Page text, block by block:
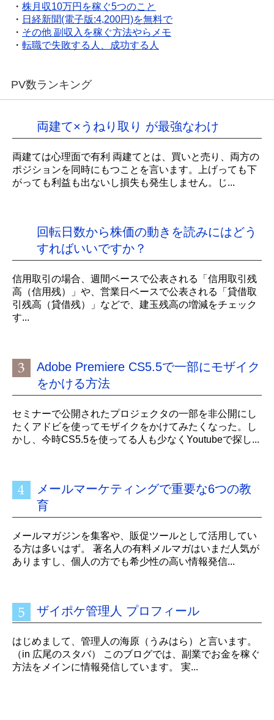
・ 株月収10万円を稼ぐ5つのこと
・ 日経新聞(電子版:4,200円)を無料で
・ その他 副収入を稼ぐ方法やらメモ
・ 転職で失敗する人、成功する人
PV数ランキング
両建て×うねり取り が最強なわけ
両建ては心理面で有利 両建てとは、買いと売り、両方の
ポジションを同時にもつことを言います。上げっても下
がっても利益も出ないし損失も発生しません。じ...
回転日数から株価の動きを読みにはどう
すればいいですか？
信用取引の場合、週間ベースで公表される「信用取引残
高（信用残）」や、営業日ベースで公表される「貸借取
引残高（貸借残）」などで、建玉残高の増減をチェック
す...
Adobe Premiere CS5.5で一部にモザイク
をかける方法
セミナーで公開されたプロジェクタの一部を非公開にし
たくアドビを使ってモザイクをかけてみたくなった。し
かし、今時CS5.5を使ってる人も少なくYoutubeで探し...
メールマーケティングで重要な6つの教
育
メールマガジンを集客や、販促ツールとして活用してい
る方は多いはず。 著名人の有料メルマガはいまだ人気が
ありますし、個人の方でも希少性の高い情報発信...
ザイポケ管理人 プロフィール
はじめまして、管理人の海原（うみはら）と言います。
（in 広尾のスタバ） このブログでは、副業でお金を稼ぐ
方法をメインに情報発信しています。 実...